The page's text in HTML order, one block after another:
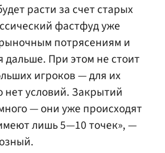
расти за счет старых
фастфуд уже
потрясениям и
дальше. При этом не стоит
игроков — для их
нет условий. Закрытий
— они уже происходят
лишь 5—10 точек», —